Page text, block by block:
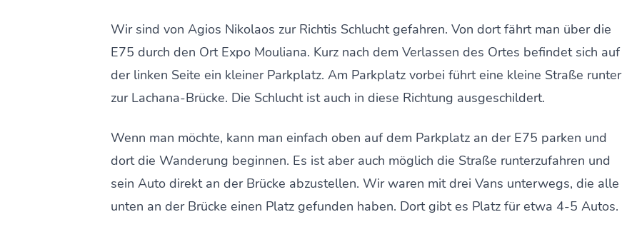
Wir sind von Agios Nikolaos zur Richtis Schlucht gefahren. Von dort fährt man über die
E75 durch den Ort Expo Mouliana. Kurz nach dem Verlassen des Ortes befindet sich auf
der linken Seite ein kleiner Parkplatz. Am Parkplatz vorbei führt eine kleine Straße runter
zur Lachana-Brücke. Die Schlucht ist auch in diese Richtung ausgeschildert.
Wenn man möchte, kann man einfach oben auf dem Parkplatz an der E75 parken und
dort die Wanderung beginnen. Es ist aber auch möglich die Straße runterzufahren und
sein Auto direkt an der Brücke abzustellen. Wir waren mit drei Vans unterwegs, die alle
unten an der Brücke einen Platz gefunden haben. Dort gibt es Platz für etwa 4-5 Autos.